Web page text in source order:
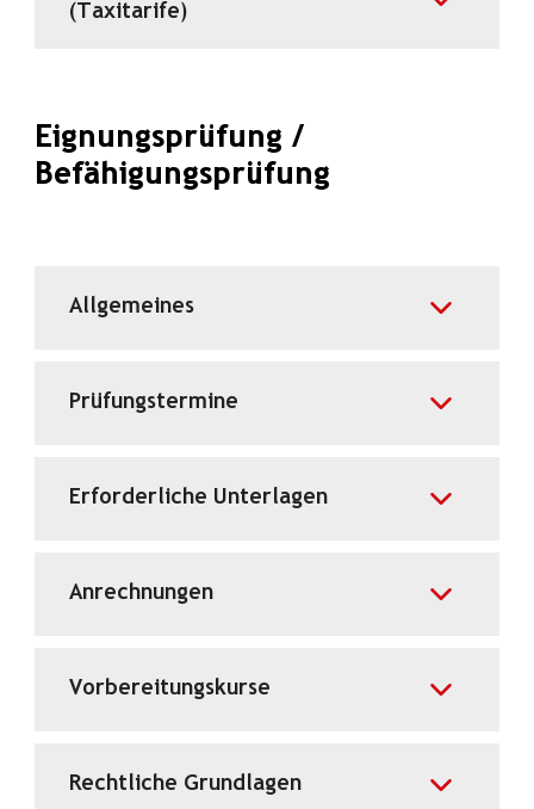
(Taxitarife)
Eignungsprüfung /
Befähigungsprüfung
Allgemeines
Prüfungstermine
Erforderliche Unterlagen
Anrechnungen
Vorbereitungskurse
Rechtliche Grundlagen